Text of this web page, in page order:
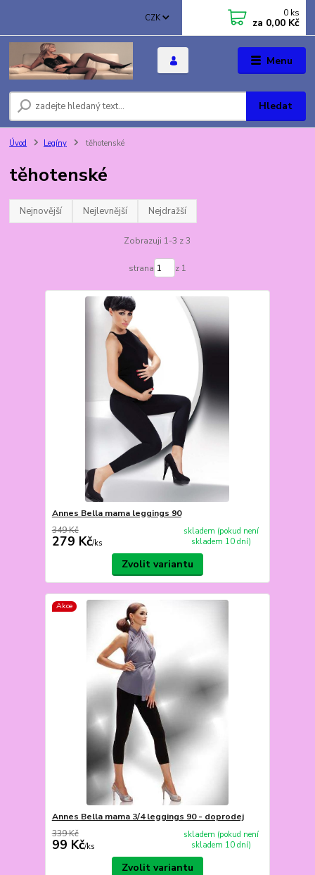
Menu
CZK
Hledat
0 ks
za 0,00 Kč
Úvod Legíny těhotenské
těhotenské
Nejnovější Nejlevnější Nejdražší
Zobrazuji 1-3 z 3
strana z 1
Annes Bella mama leggings 90
349 Kč
279 Kč/ks
skladem (pokud není
skladem 10 dní)
Zvolit variantu
Akce
Annes Bella mama 3/4 leggings 90 - doprodej
339 Kč
99 Kč/ks
skladem (pokud není
skladem 10 dní)
Zvolit variantu